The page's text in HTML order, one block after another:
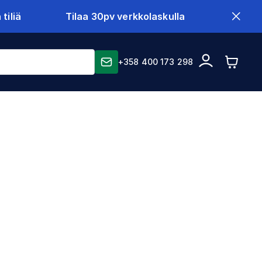
tiliä Tilaa 30pv verkkolaskulla
+358 400 173 298